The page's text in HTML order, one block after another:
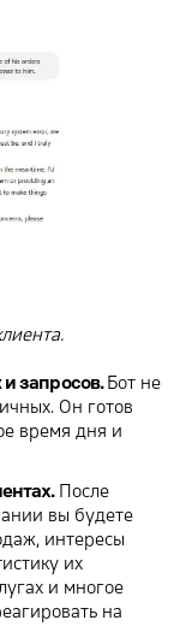
и запросов.Бот не
Он готов
время дня и
После
вы будете
интересы
их
и многое
на